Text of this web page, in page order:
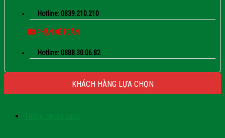
Hotline: 0839.210.210
BỘ PHẬN KẾ TOÁN
Hotline: 0888.30.06.82
KHÁCH HÀNG LỰA CHỌN